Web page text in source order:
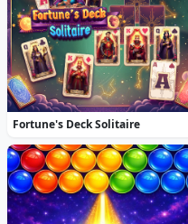
Fortune's Deck Solitaire